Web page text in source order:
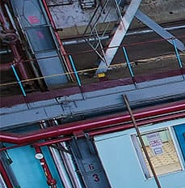
СМК была создана
«Русский Регистр- Балтийская
9001:2015.
В июле 2025 года проведен
гарантированного
позитивную оценку получили
контролировать процессы.
Система менеджмента
удовлетворенности
С точки зрения методологии
предприятия.